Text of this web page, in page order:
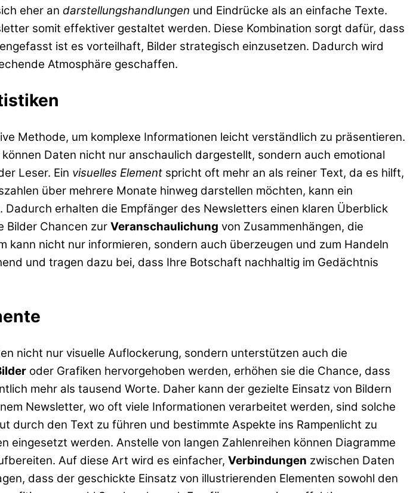
eher an darstellungshandlungen und Eindrücke als an einfache Texte.
somit effektiver gestaltet werden. Diese Kombination sorgt dafür, dass
ist es vorteilhaft, Bilder strategisch einzusetzen. Dadurch wird
Atmosphäre geschaffen.
Methode, um komplexe Informationen leicht verständlich zu präsentieren.
Daten nicht nur anschaulich dargestellt, sondern auch emotional
Leser. Ein visuelles Element spricht oft mehr an als reiner Text, da es hilft,
über mehrere Monate hinweg darstellen möchten, kann ein
erhalten die Empfänger des Newsletters einen klaren Überblick
Bilder Chancen zur Veranschaulichung von Zusammenhängen, die
nicht nur informieren, sondern auch überzeugen und zum Handeln
und tragen dazu bei, dass Ihre Botschaft nachhaltig im Gedächtnis
nicht nur visuelle Auflockerung, sondern unterstützen auch die
oder Grafiken hervorgehoben werden, erhöhen sie die Chance, dass
mehr als tausend Worte. Daher kann der gezielte Einsatz von Bildern
Newsletter, wo oft viele Informationen verarbeitet werden, sind solche
durch den Text zu führen und bestimmte Aspekte ins Rampenlicht zu
werden. Anstelle von langen Zahlenreihen können Diagramme
Auf diese Art wird es einfacher, Verbindungen zwischen Daten
dass der geschickte Einsatz von illustrierenden Elementen sowohl den